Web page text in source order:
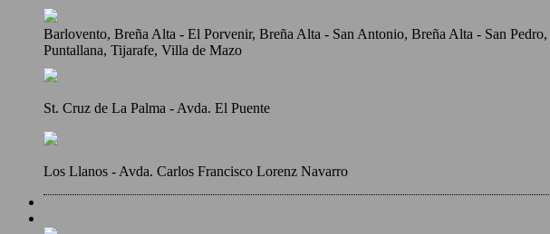
Barlovento, Breña Alta - El Porvenir, Breña Alta - San Antonio, Breña Alta - San
Puntallana, Tijarafe, Villa de Mazo
St. Cruz de La Palma - Avda. El Puente
Los Llanos - Avda. Carlos Francisco Lorenz Navarro